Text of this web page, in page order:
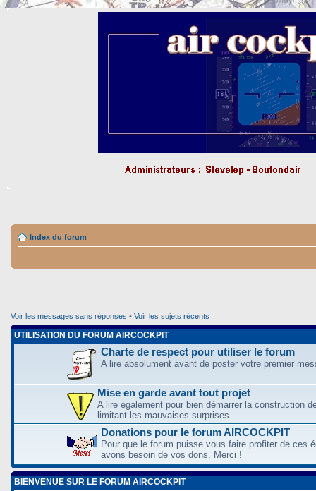
Index du forum
Voir les messages sans réponses • Voir les sujets récents
UTILISATION DU FORUM AIRCOCKPIT
Charte de respect pour utiliser le forum
A lire absolument avant de poster votre premier
Mise en garde avant tout projet
A lire également pour bien démarrer la construction
limitant les mauvaises surprises.
Donations pour le forum AIRCOCKPIT
Pour que le forum puisse vous faire profiter de ces
avons besoin de vos dons. Merci !
BIENVENUE SUR LE FORUM AIRCOCKPIT